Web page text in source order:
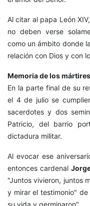
Al citar al papa León
no deben verse
como un ámbito donde
relación con Dios y con
Memoria de los
En la parte final de su
el 4 de julio se
sacerdotes y dos
Patricio, del barrio
dictadura militar.
Al evocar ese
entonces cardenal
"Juntos vivieron, juntos
y mirar el testimonio"
su vida y germinaron".